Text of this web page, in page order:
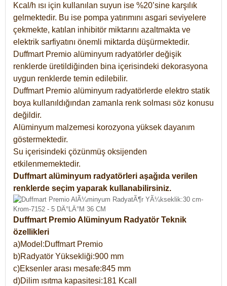
Kcal/h ısı için kullanılan suyun ise %20’sine karşılık
gelmektedir. Bu ise pompa yatırımını asgari seviyelere
çekmekte, katılan inhibitör miktarını azaltmakta ve
elektrik sarfiyatını önemli miktarda düşürmektedir.
Duffmart Premio alüminyum radyatörler değişik
renklerde üretildiğinden bina içerisindeki dekorasyona
uygun renklerde temin edilebilir.
Duffmart Premio alüminyum radyatörlerde elektro statik
boya kullanıldığından zamanla renk solması söz konusu
değildir.
Alüminyum malzemesi korozyona yüksek dayanım
göstermektedir.
Su içerisindeki çözünmüş oksijenden
etkilenmemektedir.
Duffmart alüminyum radyatörleri aşağıda verilen
renklerde seçim yaparak kullanabilirsiniz.
Duffmart Premio Alüminyum Radyatör Teknik
özellikleri
a)Model:Duffmart Premio
b)Radyatör Yüksekliği:900 mm
c)Eksenler arası mesafe:845 mm
d)Dilim ısıtma kapasitesi:181 Kcall